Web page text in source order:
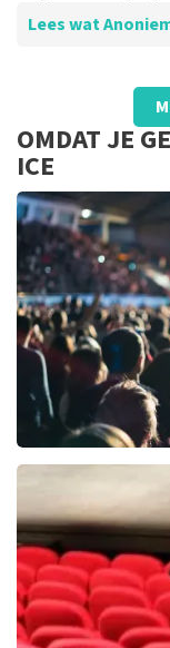
Lees wat
Beoordeling van
Goed
OMDAT JE
ICE
Jawad Es